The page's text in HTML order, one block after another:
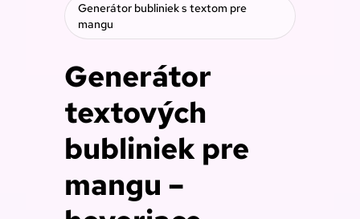
Generátor bubliniek s textom pre
mangu
Generátor
textových
bubliniek pre
mangu –